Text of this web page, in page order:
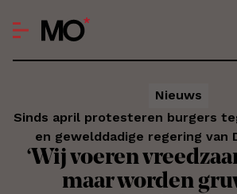
Nieuws
Sinds april protesteren burgers
en gewelddadige regering van
‘Wij voeren
maar worden